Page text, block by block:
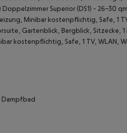
Superior (DS1) - 26-30
Minibar kostenpflichtig, Safe, 1
Gartenblick, Bergblick, Sitzecke, 1
kostenpflichtig, Safe, 1 TV, WLAN,
Dampfbad